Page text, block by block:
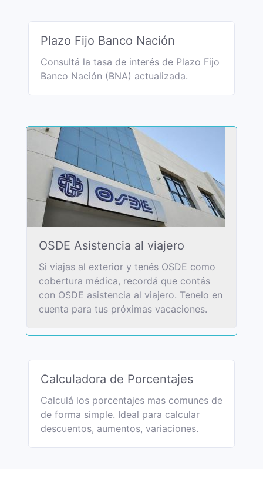
Plazo Fijo Banco Nación
Consultá la tasa de interés de Plazo Fijo
Banco Nación (BNA) actualizada.
OSDE Asistencia al viajero
Si viajas al exterior y tenés OSDE como
cobertura médica, recordá que contás
con OSDE asistencia al viajero. Tenelo en
cuenta para tus próximas vacaciones.
Calculadora de Porcentajes
Calculá los porcentajes mas comunes de
de forma simple. Ideal para calcular
descuentos, aumentos, variaciones.